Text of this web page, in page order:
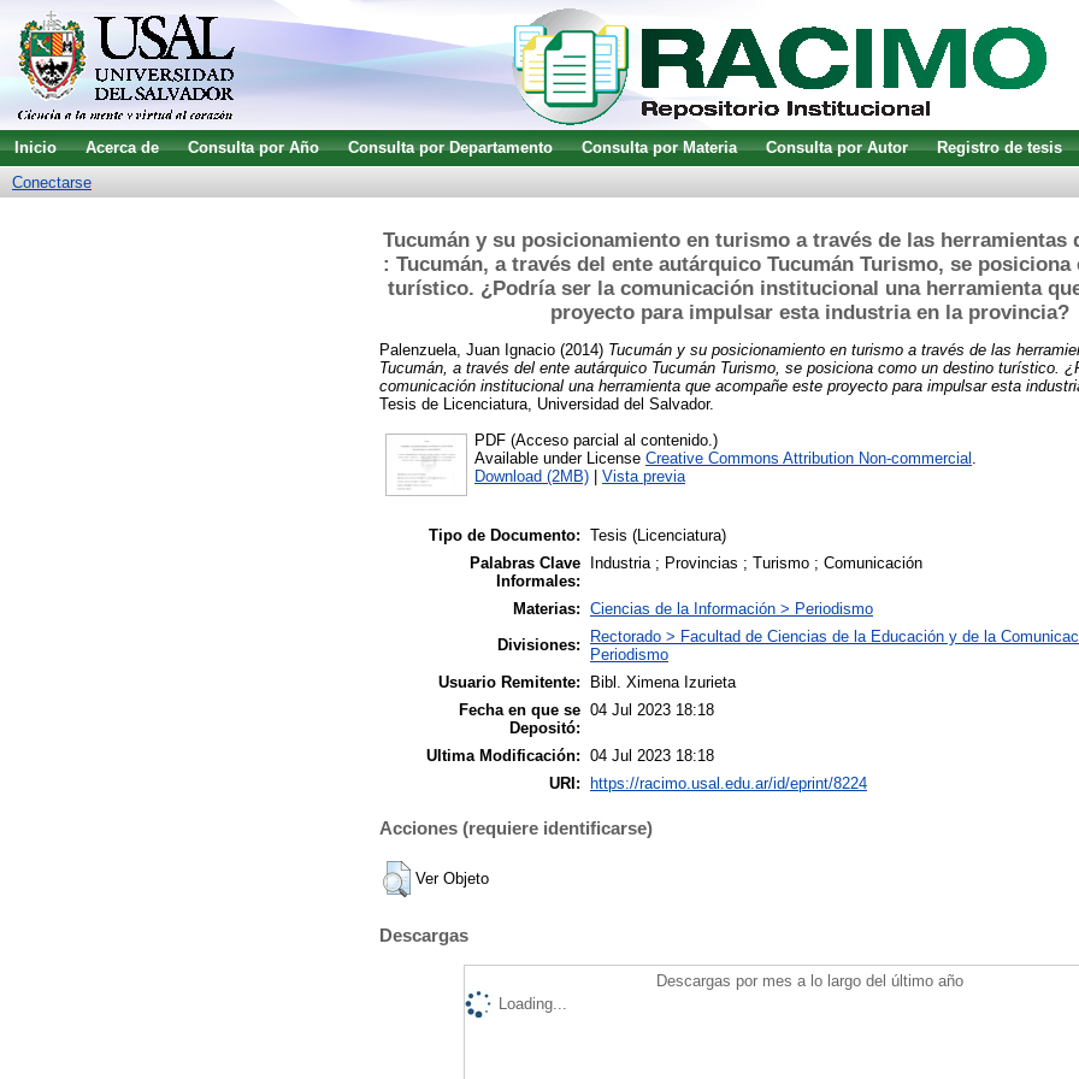
Inicio Acerca de Consulta por Año Consulta por Departamento Consulta por Materia Consulta por Autor Registro de tesis
Conectarse
Tucumán y su posicionamiento en turismo a través de las herramientas
: Tucumán, a través del ente autárquico Tucumán Turismo, se
turístico. ¿Podría ser la comunicación institucional una herramienta
proyecto para impulsar esta industria en la provincia?
Palenzuela, Juan Ignacio (2014) Tucumán y su posicionamiento en turismo a través de las
Tucumán, a través del ente autárquico Tucumán Turismo, se posiciona como un destino turístico.
comunicación institucional una herramienta que acompañe este proyecto para impulsar esta
Tesis de Licenciatura, Universidad del Salvador.
PDF (Acceso parcial al contenido.)
Available under License Creative Commons Attribution Non-commercial .
Download (2MB)
Vista previa
Tipo de Documento: Tesis (Licenciatura)
Palabras Clave
Informales:
Industria ; Provincias ; Turismo ; Comunicación
Materias: Ciencias de la Información > Periodismo
Divisiones:
Rectorado > Facultad de Ciencias de la Educación y de la
Periodismo
Usuario Remitente:
Bibl. Ximena Izurieta
Fecha en que se
Depositó:
04 Jul 2023 18:18
Ultima Modificación: 04 Jul 2023 18:18
URI:
https://racimo.usal.edu.ar/id/eprint/8224
Acciones (requiere identificarse)
Ver Objeto
Descargas
Descargas por mes a lo largo del último año
Loading...